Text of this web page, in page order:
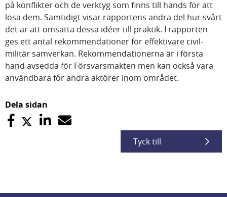
på konflikter och de verktyg som finns till hands för att
lösa dem. Samtidigt visar rapportens andra del hur svårt
det är att omsätta dessa idéer till praktik. I rapporten
ges ett antal rekommendationer för effektivare civil-
militär samverkan. Rekommendationerna är i första
hand avsedda för Försvarsmakten men kan också vara
användbara för andra aktörer inom området.
Dela sidan
Tyck till